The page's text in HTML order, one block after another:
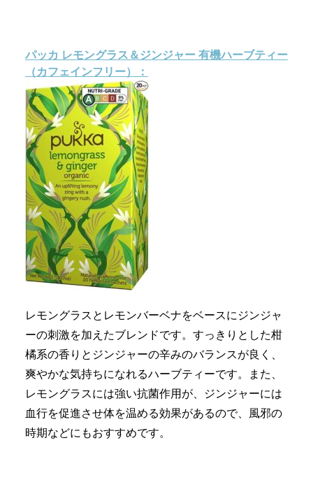
パッカ レモングラス＆ジンジャー 有機ハーブティー
（カフェインフリー）：
レモングラスとレモンバーベナをベースにジンジャ
ーの刺激を加えたブレンドです。すっきりとした柑
橘系の香りとジンジャーの辛みのバランスが良く、
爽やかな気持ちになれるハーブティーです。また、
レモングラスには強い抗菌作用が、ジンジャーには
血行を促進させ体を温める効果があるので、風邪の
時期などにもおすすめです。